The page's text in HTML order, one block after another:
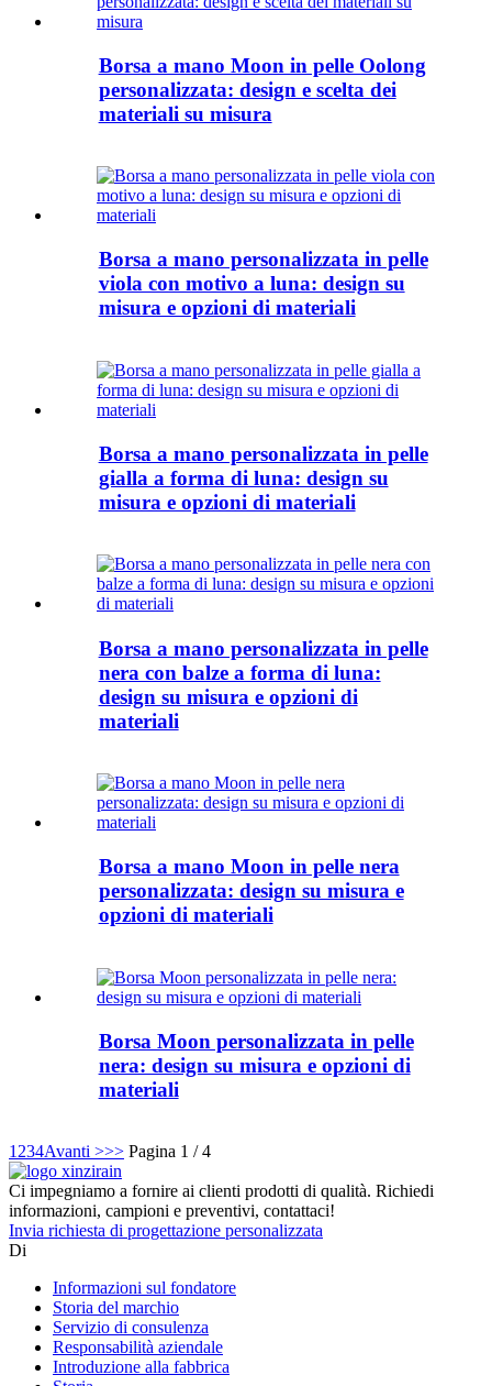
Borsa a mano Moon in pelle Oolong
personalizzata: design e scelta dei
materiali su misura
Borsa a mano personalizzata in pelle
viola con motivo a luna: design su
misura e opzioni di materiali
Borsa a mano personalizzata in pelle
gialla a forma di luna: design su
misura e opzioni di materiali
Borsa a mano personalizzata in pelle
nera con balze a forma di luna:
design su misura e opzioni di
materiali
Borsa a mano Moon in pelle nera
personalizzata: design su misura e
opzioni di materiali
Borsa Moon personalizzata in pelle
nera: design su misura e opzioni di
materiali
1 234Avanti >>> Pagina 1 / 4
Ci impegniamo a fornire ai clienti prodotti di qualità. Richiedi
informazioni, campioni e preventivi, contattaci!
Invia richiesta di progettazione personalizzata
Di
Informazioni sul fondatore
Storia del marchio
Servizio di consulenza
Responsabilità aziendale
Introduzione alla fabbrica